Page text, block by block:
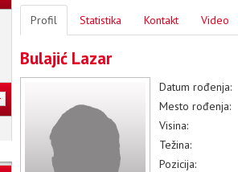
Profil Statistika Kontakt Video
Bulajić Lazar
Datum rođenja:
Mesto rođenja:
Visina:
Težina:
Pozicija: